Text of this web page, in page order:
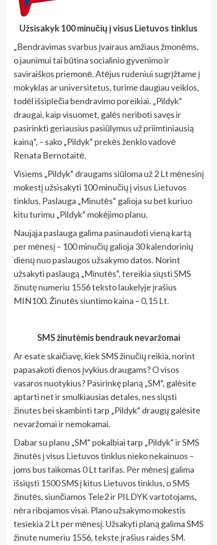
Užsisakyk 100 minučių į visus Lietuvos tinklus
„Bendravimas svarbus įvairaus amžiaus žmonėms,
o jaunimui tai būtina socialinio gyvenimo ir
saviraiškos priemonė. Atėjus rudeniui sugrįžtame į
mokyklas ar universitetus, turime daugiau veiklos,
todėl išsiplečia bendravimo poreikiai. „Pildyk“
draugai, kaip visuomet, galės neriboti savęs ir
pasirinkti geriausius pasiūlymus už priimtiniausią
kainą“, – sako „Pildyk“ prekės ženklo vadovė
Renata Bernotaitė.
Visiems „Pildyk“ draugams siūloma už 2 Lt mėnesinį
mokestį užsisakyti 100 minučių į visus Lietuvos
tinklus. Paslauga „Minutės“ galioja su bet kuriuo
kitu turimu „Pildyk“ mokėjimo planu.
Naująja paslauga galima pasinaudoti vieną kartą
per mėnesį – 100 minučių galioja 30 kalendorinių
dienų nuo paslaugos užsakymo datos. Norint
užsakyti paslaugą „Minutės“, tereikia siųsti SMS
žinutę numeriu 1556 teksto laukelyje įrašius
MIN100. Žinutės siuntimo kaina – 0,15 Lt.
SMS žinutėmis bendrauk nevaržomai
Ar esate skaičiavę, kiek SMS žinučių reikia, norint
papasakoti dienos įvykius draugams? O visos
vasaros nuotykius? Pasirinkę planą „SM“, galėsite
aptarti net ir smulkiausias detales, nes siųsti
žinutes bei skambinti tarp „Pildyk“ draugų galėsite
nevaržomai ir nemokamai.
Dabar su planu „SM“ pokalbiai tarp „Pildyk“ ir SMS
žinutės į visus Lietuvos tinklus nieko nekainuos –
joms bus taikomas 0 Lt tarifas. Per mėnesį galima
išsiųsti 1500 SMS į kitus Lietuvos tinklus, o SMS
žinutės, siunčiamos Tele2 ir PILDYK vartotojams,
nėra ribojamos visai. Plano užsakymo mokestis
tesiekia 2 Lt per mėnesį. Užsakyti planą galima SMS
žinute numeriu 1556, tekste įrašius raides SM.